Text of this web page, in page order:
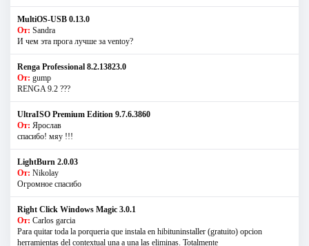
MultiOS-USB 0.13.0
От: Sandra
И чем эта прога лучше за ventoy?
Renga Professional 8.2.13823.0
От: gump
RENGA 9.2 ???
UltraISO Premium Edition 9.7.6.3860
От: Ярослав
спасибо! мяу !!!
LightBurn 2.0.03
От: Nikolay
Огромное спасибо
Right Click Windows Magic 3.0.1
От: Carlos garcia
Para quitar toda la porqueria que instala en hibituninstaller (gratuito) opcion
herramientas del contextual una a una las eliminas. Totalmente